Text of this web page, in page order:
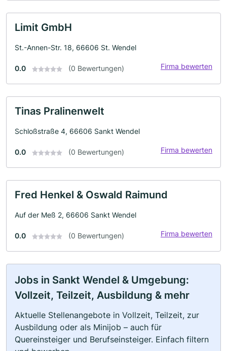
Limit GmbH
St.-Annen-Str. 18, 66606 St. Wendel
0.0 (0 Bewertungen) Firma bewerten
Tinas Pralinenwelt
Schloßstraße 4, 66606 Sankt Wendel
0.0 (0 Bewertungen) Firma bewerten
Fred Henkel & Oswald Raimund
Auf der Meß 2, 66606 Sankt Wendel
0.0 (0 Bewertungen) Firma bewerten
Jobs in Sankt Wendel & Umgebung:
Vollzeit, Teilzeit, Ausbildung & mehr
Aktuelle Stellenangebote in Vollzeit, Teilzeit, zur
Ausbildung oder als Minijob – auch für
Quereinsteiger und Berufseinsteiger. Einfach filtern